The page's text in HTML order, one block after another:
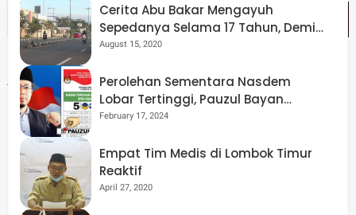
Aryadi juga menekankan pentingnya kolaborasi antara
pemerintah, akademisi, pelaku usaha, masyarakat, dan
media dalam membangun ekosistem inovasi yang
berkelanjutan. Sinergi lintas sektor dinilai menjadi faktor
penting untuk meningkatkan jumlah permohonan dan
perolehan paten di NTB.
Cerita Abu Bakar Mengayuh
Sepedanya Selama 17 Tahun, Demi
Menggelorakan Kemerdekaan
August 15, 2020
Perolehan Sementara Nasdem
Lobar Tertinggi, Pauzul Bayan
Berpeluang “Rebut” Kursi Dapil 3
February 17, 2024
Empat Tim Medis di Lombok Timur
Reaktif
April 27, 2020